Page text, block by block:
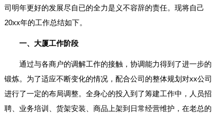
司明年更好的发展尽自已的全力是义不容辞的责任。现将自己
20xx年的工作总结如下。
一、大厦工作阶段
通过与各商户的调解工作的接触，协调能力得到了进一步的
锻炼。为了适应不断变化的情况，配合公司的整体规划对xx公司
进行了一定的布局调整。全身心的投入到了筹建工作中，人员招
聘、业务培训、货架安装、商品上架到日常经营维护，在老总的